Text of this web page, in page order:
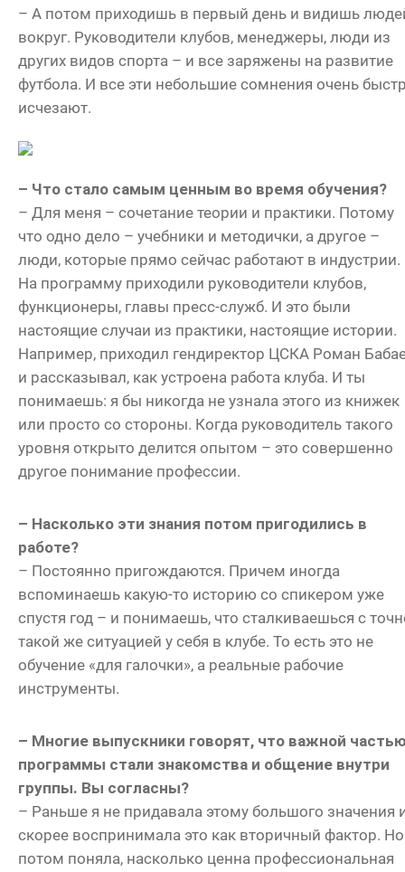
– А потом приходишь в первый день и видишь
вокруг. Руководители клубов, менеджеры, люди из
других видов спорта – и все заряжены на развитие
футбола. И все эти небольшие сомнения очень
исчезают.
– Что стало самым ценным во время обучения?
– Для меня – сочетание теории и практики. Потому
что одно дело – учебники и методички, а другое –
люди, которые прямо сейчас работают в индустрии.
На программу приходили руководители клубов,
функционеры, главы пресс-служб. И это были
настоящие случаи из практики, настоящие истории.
Например, приходил гендиректор ЦСКА Роман
и рассказывал, как устроена работа клуба. И ты
понимаешь: я бы никогда не узнала этого из книжек
или просто со стороны. Когда руководитель такого
уровня открыто делится опытом – это совершенно
другое понимание профессии.
– Насколько эти знания потом пригодились в
работе?
– Постоянно пригождаются. Причем иногда
вспоминаешь какую-то историю со спикером уже
спустя год – и понимаешь, что сталкиваешься с
такой же ситуацией у себя в клубе. То есть это не
обучение «для галочки», а реальные рабочие
инструменты.
– Многие выпускники говорят, что важной
программы стали знакомства и общение внутри
группы. Вы согласны?
– Раньше я не придавала этому большого значения
скорее воспринимала это как вторичный фактор. Но
потом поняла, насколько ценна профессиональная